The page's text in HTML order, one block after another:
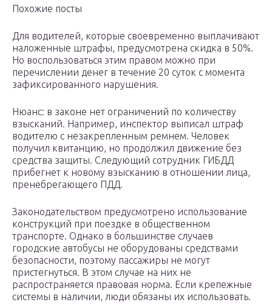
Похожие посты
Для водителей, которые своевременно выплачивают
наложенные штрафы, предусмотрена скидка в 50%.
Но воспользоваться этим правом можно при
перечислении денег в течение 20 суток с момента
зафиксированного нарушения.
Нюанс: в законе нет ограничений по количеству
взысканий. Например, инспектор выписал штраф
водителю с незакрепленным ремнем. Человек
получил квитанцию, но продолжил движение без
средства защиты. Следующий сотрудник ГИБДД
прибегнет к новому взысканию в отношении лица,
пренебрегающего ПДД.
Законодательством предусмотрено использование
конструкций при поездке в общественном
транспорте. Однако в большинстве случаев
городские автобусы не оборудованы средствами
безопасности, поэтому пассажиры не могут
пристегнуться. В этом случае на них не
распространяется правовая норма. Если крепежные
системы в наличии, люди обязаны их использовать.